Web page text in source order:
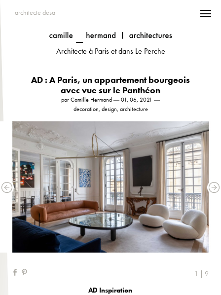
architecte desa
Architecte à Paris et dans Le Perche
AD : A Paris, un appartement bourgeois
avec vue sur le Panthéon
par Camille Hermand ― 01, 06, 2021 ―
decoration, design, architecture
1 | 9
AD Inspiration